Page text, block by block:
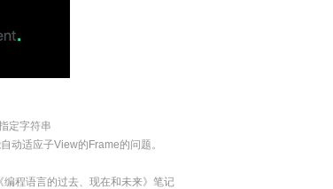
定字符串
动适应子View的Frame的问题。
程语言的过去、现在和未来》笔记